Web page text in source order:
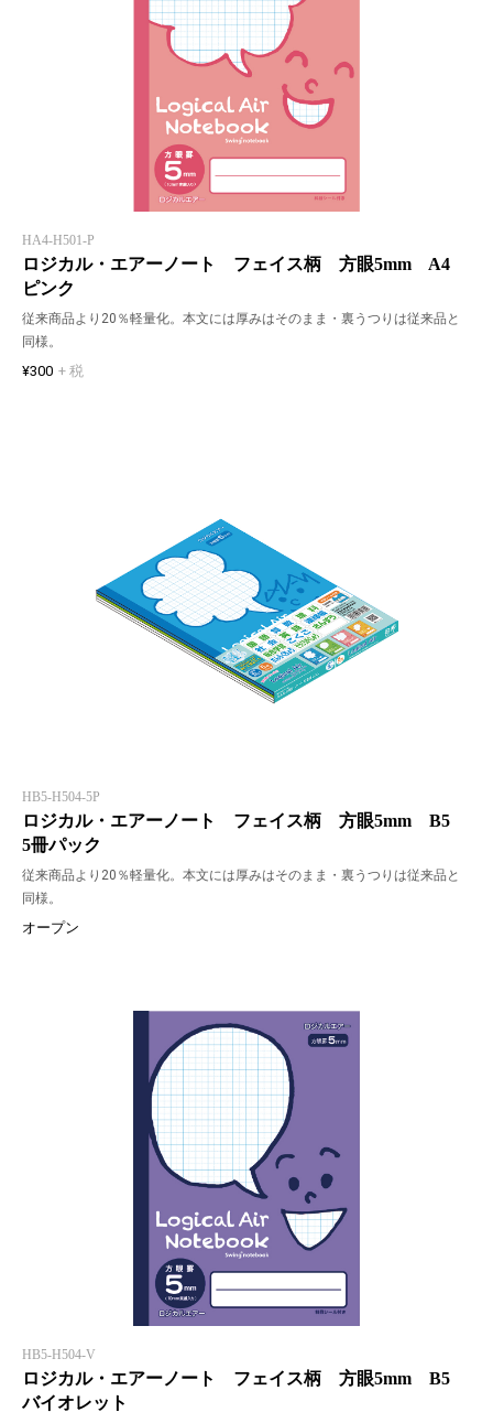
HA4-H501-P
ロジカル・エアーノート フェイス柄 方眼5mm A4
ピンク
従来商品より20％軽量化。本文には厚みはそのまま・裏うつりは従来品と
同様。
¥300 + 税
HB5-H504-5P
ロジカル・エアーノート フェイス柄 方眼5mm B5
5冊パック
従来商品より20％軽量化。本文には厚みはそのまま・裏うつりは従来品と
同様。
オープン
HB5-H504-V
ロジカル・エアーノート フェイス柄 方眼5mm B5
バイオレット